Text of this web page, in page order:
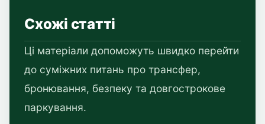
Схожі статті
Ці матеріали допоможуть швидко перейти
до суміжних питань про трансфер,
бронювання, безпеку та довгострокове
паркування.